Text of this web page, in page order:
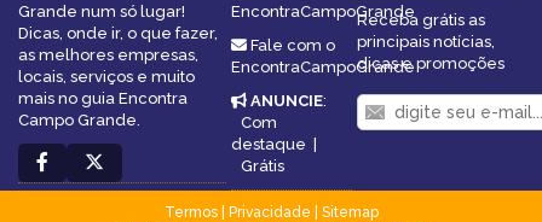
Grande num só lugar!
Dicas, onde ir, o que fazer,
as melhores empresas,
locais, serviços e muito
mais no guia Encontra
Campo Grande.
EncontraCampoGrande
Fale com o
EncontraCampoGrande
ANUNCIE:
Com
destaque |
Grátis
Receba grátis as
principais notícias,
dicas e promoções
Termos| Privacidade
Sitemap